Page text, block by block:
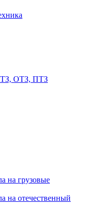
ОТЗ, ПТЗ
на грузовые
на отечественный